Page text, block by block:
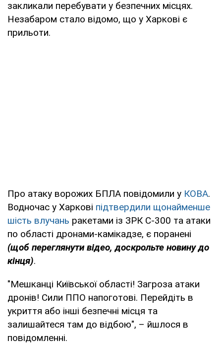
закликали перебувати у безпечних місцях.
Незабаром стало відомо, що у Харкові є
прильоти.
Про атаку ворожих БПЛА повідомили у КОВА.
Водночас у Харкові підтвердили щонайменше
шість влучань ракетами із ЗРК С-300 та атаки
по області дронами-камікадзе, є поранені
(щоб переглянути відео, доскрольте новину до
кінця).
"Мешканці Київської області! Загроза атаки
дронів! Сили ППО напоготові. Перейдіть в
укриття або інші безпечні місця та
залишайтеся там до відбою", – йшлося в
повідомленні.